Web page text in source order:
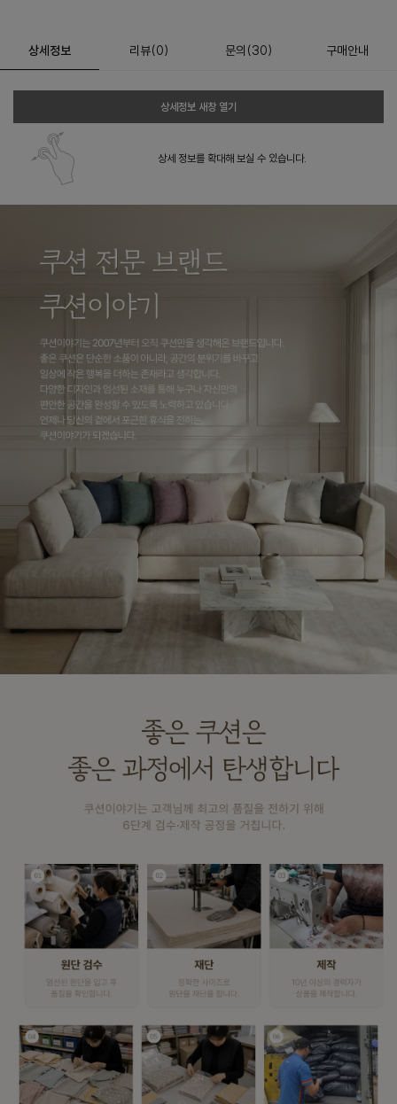
상세정보 리뷰(0) 문의 (30) 구매안내
상세정보 새창 열기
상세 정보를 확대해 보실 수 있습니다.